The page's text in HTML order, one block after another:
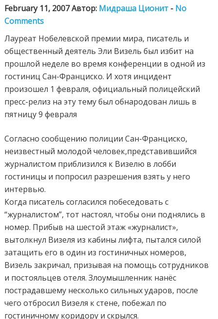
February 11, 2007 Автор: Мидраша Ционит - No
Comments
Лауреат Нобелевской премии мира, писатель и
общественный деятель Эли Визель был избит на
прошлой неделе во время конференции в одной из
гостиниц Сан-Франциско. И хотя инцидент
произошел 1 февраля, официальный полицейский
пресс-релиз на эту тему был обнародован лишь в
пятницу 9 февраля
Согласно сообщению полиции Сан-Франциско,
неизвестный молодой человек,представившийся
журналистом приблизился к Визелю в лобби
гостиницы и попросил разрешения взять у него
интервью.
Когда писатель согласился побеседовать с
“журналистом”, тот настоял, чтобы они поднялись в
номер. Прибыв на шестой этаж «журналист»,
вытолкнул Визеля из кабины лифта, пытался силой
затащить его в один из гостиничных номеров,
Визель закричал, призывая на помощь сотрудников
и постояльцев отеля. Злоумышленник нанёс
пострадавшему несколько сильных ударов, после
чего отбросил Визеля к стене, побежал по
гостиничному коридору и скрылся.